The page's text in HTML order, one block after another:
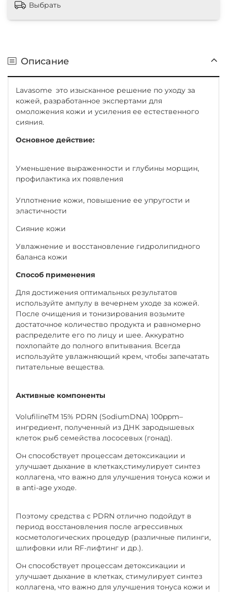
Выбрать
Описание
Lavasome это изысканное решение по уходу за
кожей, разработанное экспертами для
омоложения кожи и усиления ее естественного
сияния.
Основное действие:
Уменьшение выраженности и глубины морщин,
профилактика их появления
Уплотнение кожи, повышение ее упругости и
эластичности
Сияние кожи
Увлажнение и восстановление гидролипидного
баланса кожи
Способ применения
Для достижения оптимальных результатов
используйте ампулу в вечернем уходе за кожей.
После очищения и тонизирования возьмите
достаточное количество продукта и равномерно
распределите его по лицу и шее. Аккуратно
похлопайте до полного впитывания. Всегда
используйте увлажняющий крем, чтобы запечатать
питательные вещества.
Активные компоненты
VolufilineTM 15% PDRN (SodiumDNA) 100ppm–
ингредиент, полученный из ДНК зародышевых
клеток рыб семейства лососевых (гонад).
Он способствует процессам детоксикации и
улучшает дыхание в клетках,стимулирует синтез
коллагена, что важно для улучшения тонуса кожи и
в anti-age уходе.
Поэтому средства с PDRN отлично подойдут в
период восстановления после агрессивных
косметологических процедур (различные пилинги,
шлифовки или RF-лифтинг и др.).
Он способствует процессам детоксикации и
улучшает дыхание в клетках, стимулирует синтез
коллагена, что важно для улучшения тонуса кожи и